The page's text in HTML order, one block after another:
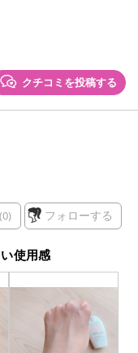
クチコミを投稿する
0) フォローする
使用感